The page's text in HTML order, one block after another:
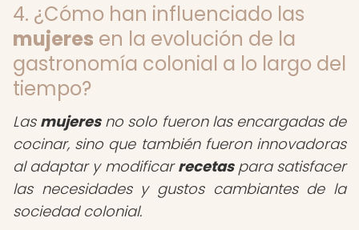
4. ¿Cómo han influenciado las
mujeres en la evolución de la
gastronomía colonial a lo largo del
tiempo?
Las mujeresno solo fueron las encargadas de
cocinar, sino que también fueron innovadoras
al adaptar y modificarrecetaspara satisfacer
las necesidades y gustos cambiantes de la
sociedad colonial.